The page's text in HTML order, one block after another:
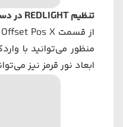
تنظیم REDLIGHT در دستگاه مارکینگ: گزینه
از قسمت Offset Pos X
منظور می‌توانید با
ابعاد نور قرمز نیز